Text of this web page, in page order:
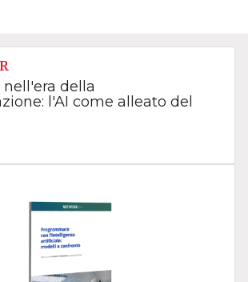
della
l'AI come alleato del